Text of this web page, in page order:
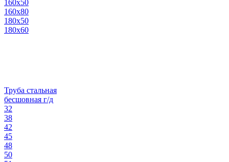
160х50
160х80
180х50
180х60
Труба стальная
бесшовная г/д
32
38
42
45
48
50